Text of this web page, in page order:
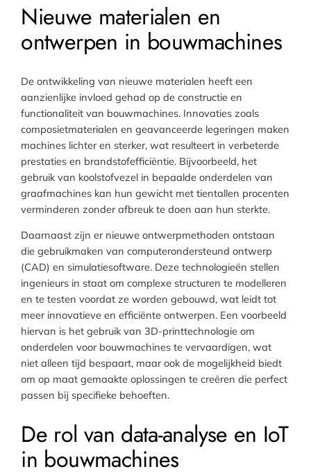
Nieuwe materialen en
ontwerpen in bouwmachines
De ontwikkeling van nieuwe materialen heeft een
aanzienlijke invloed gehad op de constructie en
functionaliteit van bouwmachines. Innovaties zoals
composietmaterialen en geavanceerde legeringen maken
machines lichter en sterker, wat resulteert in verbeterde
prestaties en brandstofefficiëntie. Bijvoorbeeld, het
gebruik van koolstofvezel in bepaalde onderdelen van
graafmachines kan hun gewicht met tientallen procenten
verminderen zonder afbreuk te doen aan hun sterkte.
Daarnaast zijn er nieuwe ontwerpmethoden ontstaan
die gebruikmaken van computerondersteund ontwerp
(CAD) en simulatiesoftware. Deze technologieën stellen
ingenieurs in staat om complexe structuren te modelleren
en te testen voordat ze worden gebouwd, wat leidt tot
meer innovatieve en efficiënte ontwerpen. Een voorbeeld
hiervan is het gebruik van 3D-printtechnologie om
onderdelen voor bouwmachines te vervaardigen, wat
niet alleen tijd bespaart, maar ook de mogelijkheid biedt
om op maat gemaakte oplossingen te creëren die perfect
passen bij specifieke behoeften.
De rol van data-analyse en IoT
in bouwmachines